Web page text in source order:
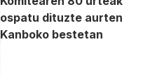
ospatu dituzte aurten
Kanboko bestetan